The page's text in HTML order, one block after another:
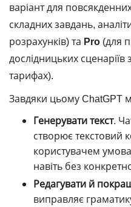
варіант для
складних завдань,
розрахунків) та Pro (для
дослідницьких
тарифах).
Завдяки цьому ChatGPT
Генерувати текст.
створює текстовий
користувачем
навіть без
Редагувати й
виправляє